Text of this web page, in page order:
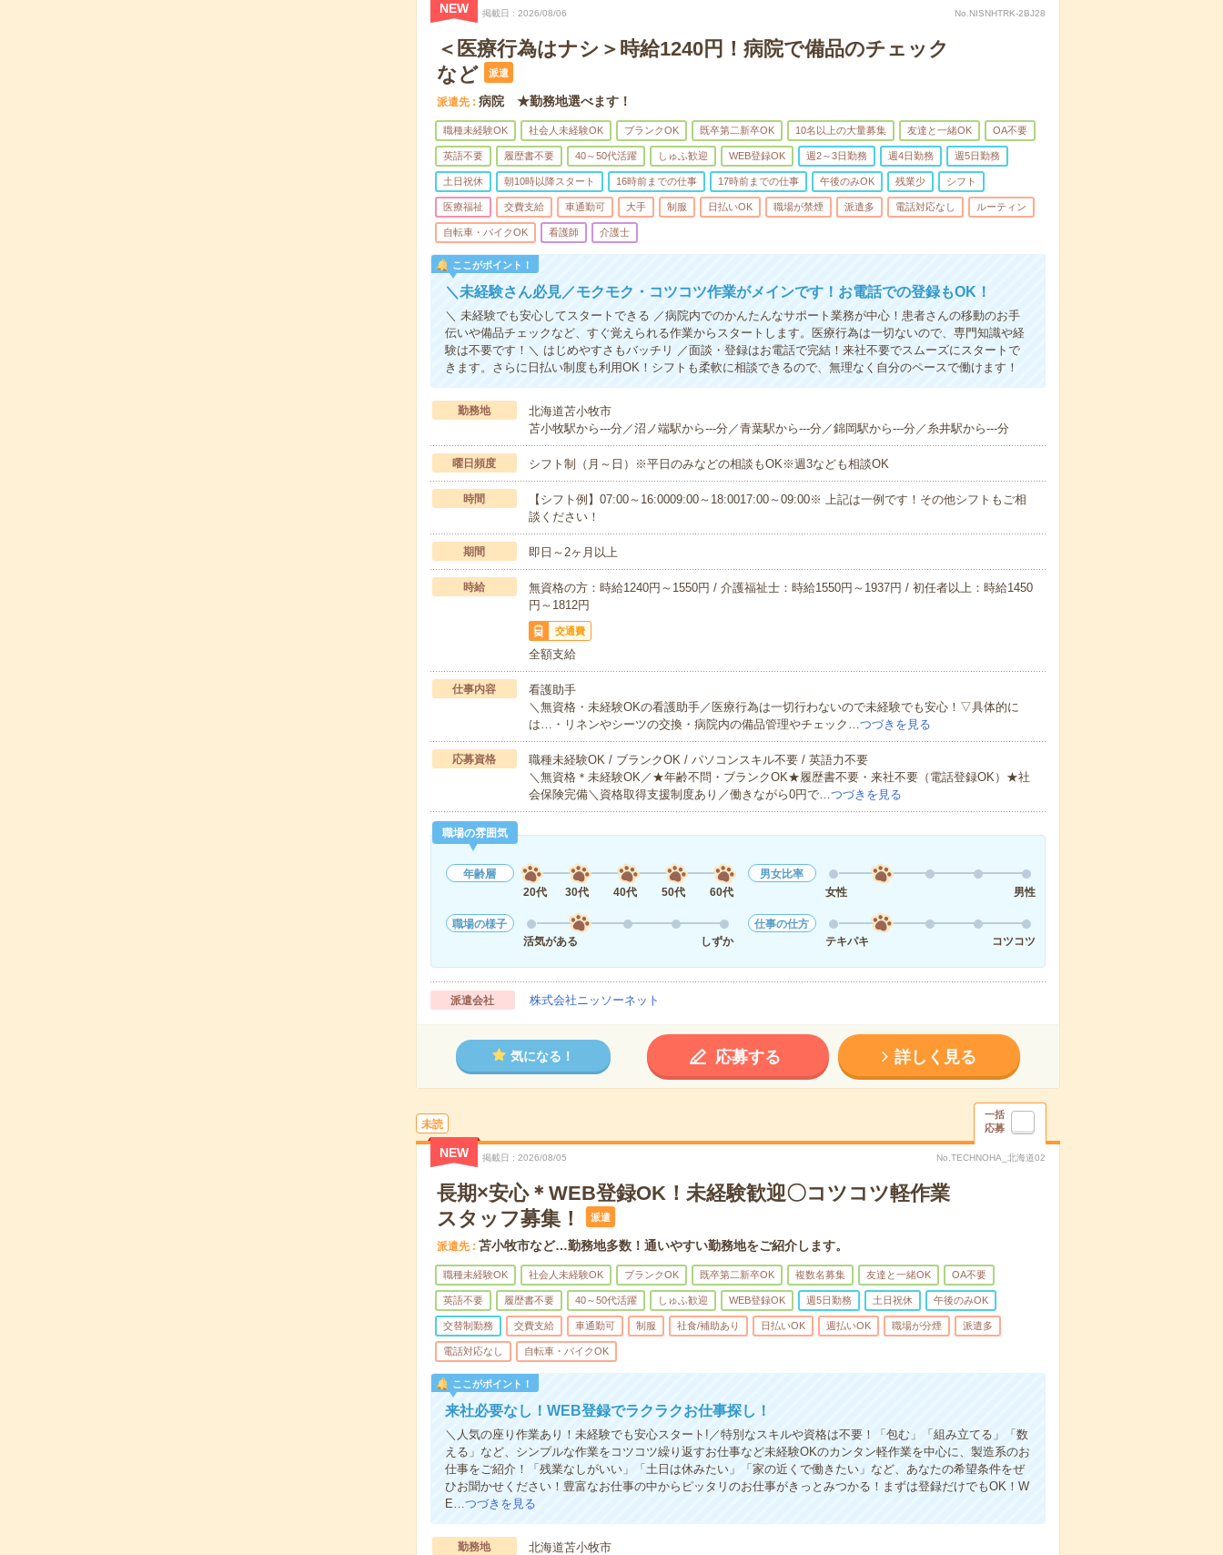
NEW 掲載日 2026/08/06 No.NISNHTRK-2BJ28
＜医療行為はナシ＞時給1240円！病院で備品のチェック
など
派遣
派遣先 病院 ★勤務地選べます！
職種未経験OK 社会人未経験OK ブランクOK 既卒第二新卒OK 10名以上の大量募集 友達と一緒OK OA不要
英語不要 履歴書不要 40～50代活躍 しゅふ歓迎 WEB登録OK 週2～3日勤務 週4日勤務 週5日勤務
土日祝休 朝10時以降スタート 16時前までの仕事 17時前までの仕事 午後のみOK 残業少 シフト
医療福祉 交費支給 車通勤可 大手 制服 日払いOK 職場が禁煙 派遣多 電話対応なし ルーティン
自転車・バイクOK 看護師 介護士
ここがポイント！
＼未経験さん必見／モクモク・コツコツ作業がメインです！お電話での登録もOK！
＼ 未経験でも安心してスタートできる ／病院内でのかんたんなサポート業務が中心！患者さんの移動のお手
伝いや備品チェックなど、すぐ覚えられる作業からスタートします。医療行為は一切ないので、専門知識や経
験は不要です！＼ はじめやすさもバッチリ ／面談・登録はお電話で完結！来社不要でスムーズにスタートで
きます。さらに日払い制度も利用OK！シフトも柔軟に相談できるので、無理なく自分のペースで働けます！
勤務地
北海道苫小牧市
苫小牧駅から---分／沼ノ端駅から---分／青葉駅から---分／錦岡駅から---分／糸井駅から---分
曜日頻度 シフト制（月～日）※平日のみなどの相談もOK※週3なども相談OK
時間
【シフト例】07:00～16:0009:00～18:0017:00～09:00※ 上記は一例です！その他シフトもご相
談ください！
期間 即日～2ヶ月以上
時給
無資格の方：時給1240円～1550円 / 介護福祉士：時給1550円～1937円 / 初任者以上：時給1450
円～1812円
交通費
全額支給
仕事内容
看護助手
＼無資格・未経験OKの看護助手／医療行為は一切行わないので未経験でも安心！▽具体的に
は…・リネンやシーツの交換・病院内の備品管理やチェック…つづきを見る
応募資格
職種未経験OK / ブランクOK / パソコンスキル不要 / 英語力不要
＼無資格＊未経験OK／★年齢不問・ブランクOK★履歴書不要・来社不要（電話登録OK）★社
会保険完備＼資格取得支援制度あり／働きながら0円で…つづきを見る
職場の雰囲気
年齢層
20代
30代 40代 50代 60代
男女比率
女性
男性
職場の様子
活気がある
しずか
仕事の仕方
テキパキ
コツコツ
派遣会社 株式会社ニッソーネット
気になる！ 応募する 詳しく見る
未読
一括
応募
NEW 掲載日 2026/08/05 No.TECHNOHA_北海道02
長期×安心＊WEB登録OK！未経験歓迎〇コツコツ軽作業
スタッフ募集！
派遣
派遣先 苫小牧市など…勤務地多数！通いやすい勤務地をご紹介します。
職種未経験OK 社会人未経験OK ブランクOK 既卒第二新卒OK 複数名募集 友達と一緒OK OA不要
英語不要 履歴書不要 40～50代活躍 しゅふ歓迎 WEB登録OK 週5日勤務 土日祝休 午後のみOK
交替制勤務 交費支給 車通勤可 制服 社食/補助あり 日払いOK 週払いOK 職場が分煙 派遣多
電話対応なし 自転車・バイクOK
ここがポイント！
来社必要なし！WEB登録でラクラクお仕事探し！
＼人気の座り作業あり！未経験でも安心スタート!／特別なスキルや資格は不要！「包む」「組み立てる」「数
える」など、シンプルな作業をコツコツ繰り返すお仕事など未経験OKのカンタン軽作業を中心に、製造系のお
仕事をご紹介！「残業なしがいい」「土日は休みたい」「家の近くで働きたい」など、あなたの希望条件をぜ
ひお聞かせください！豊富なお仕事の中からピッタリのお仕事がきっとみつかる！まずは登録だけでもOK！W
E…つづきを見る
勤務地 北海道苫小牧市